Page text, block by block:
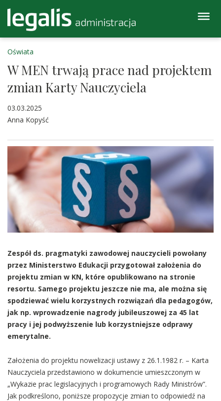
Oświata
W MEN trwają prace nad projektem
zmian Karty Nauczyciela
03.03.2025
Anna Kopyść
Zespół ds. pragmatyki zawodowej nauczycieli powołany
przez Ministerstwo Edukacji przygotował założenia do
projektu zmian w KN, które opublikowano na stronie
resortu. Samego projektu jeszcze nie ma, ale można się
spodziewać wielu korzystnych rozwiązań dla pedagogów,
jak np. wprowadzenie nagrody jubileuszowej za 45 lat
pracy i jej podwyższenie lub korzystniejsze odprawy
emerytalne.
Założenia do projektu nowelizacji ustawy z 26.1.1982 r. – Karta
Nauczyciela przedstawiono w dokumencie umieszczonym w
„Wykazie prac legislacyjnych i programowych Rady Ministrów”.
Jak podkreślono, poniższe propozycje zmian to odpowiedź na